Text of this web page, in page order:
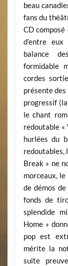
beau
fans du
CD
d’entre
balance
formidable
cordes
présente
progressif
le chant
redoutable
hurlées du
redoutables,
Break » ne
morceaux,
de démos
fonds de
splendide
Home »
pop est
mérite la
suite